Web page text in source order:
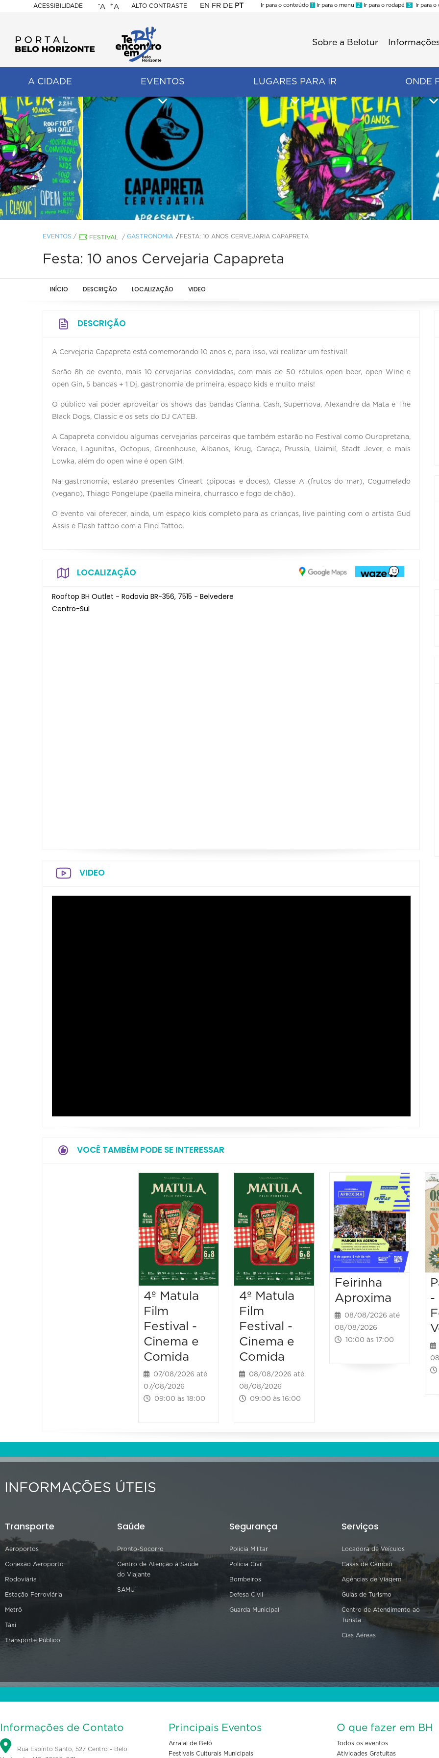
ACESSIBILIDADE
BELO
HORIZONTE
-A +A ALTO CONTRASTE EN FR DE PT
Ir para o conteúdo 1 Ir para o menu 2 Ir para o rodapé 3 Ir para o
Sobre a Belotur
A CIDADE EVENTOS LUGARES PARA IR ONDE
EVENTOS / FESTIVAL / GASTRONOMIA FESTA: 10 ANOS CERVEJARIA CAPAPRETA
Festa: 10 anos Cervejaria Capapreta
INÍCIO DESCRIÇÃO LOCALIZAÇÃO VIDEO
DESCRIÇÃO
A Cervejaria Capapreta está comemorando 10 anos e, para isso, vai realizar um festival!
Serão 8h de evento, mais 10 cervejarias convidadas, com mais de 50 rótulos open beer, open Wine e
open Gin, 5 bandas + 1 Dj, gastronomia de primeira, espaço kids e muito mais!
O público vai poder aproveitar os shows das bandas Cianna, Cash, Supernova, Alexandre da Mata e The
Black Dogs, Classic e os sets do DJ CATEB.
A Capapreta convidou algumas cervejarias parceiras que também estarão no Festival como Ouropretana,
Verace, Lagunitas, Octopus, Greenhouse, Albanos, Krug, Caraça, Prussia, Uaimií, Stadt Jever, e mais
Lowka, além do open wine é open GIM.
Na gastronomia, estarão presentes Cineart (pipocas e doces), Classe A (frutos do mar), Cogumelado
(vegano), Thiago Pongelupe (paella mineira, churrasco e fogo de chão).
O evento vai oferecer, ainda, um espaço kids completo para as crianças, live painting com o artista Gud
Assis e Flash tattoo com a Find Tattoo.
LOCALIZAÇÃO
Rooftop BH Outlet - Rodovia BR-356, 7515 - Belvedere
Centro-Sul
VIDEO
VOCÊ TAMBÉM PODE SE INTERESSAR
4º Matula
Film
Festival -
Cinema e
Comida
07/08/2026 até
07/08/2026
09:00 às 18:00
4º Matula
Film
Festival -
Cinema e
Comida
08/08/2026 até
08/08/2026
09:00 às 16:00
Feirinha
Aproxima
08/08/2026 até
08/08/2026
10:00 às 17:00
-
INFORMAÇÕES ÚTEIS
Transporte
Aeroportos
Conexão Aeroporto
Rodoviária
Estação Ferroviária
Metrô
Táxi
Transporte Público
Saúde
Pronto-Socorro
Centro de Atenção à Saúde
do Viajante
SAMU
Segurança
Polícia Militar
Polícia Civil
Bombeiros
Defesa Civil
Guarda Municipal
Serviços
Locadora de Veículos
Casas de Câmbio
Agências de Viagem
Guias de Turismo
Centro de Atendimento ao
Turista
Cias Aéreas
Informações de Contato
Rua Espírito Santo, 527 Centro - Belo
Principais Eventos
Arraial de Belô
Festivais Culturais Municipais
O que fazer em BH
Todos os eventos
Atividades Gratuitas